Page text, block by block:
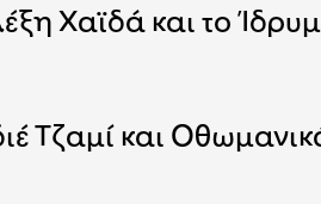
Χαϊδά και το
Τζαμί και